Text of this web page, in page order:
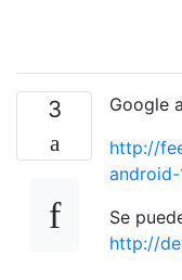
3
Google
http://
android-
Se
http://